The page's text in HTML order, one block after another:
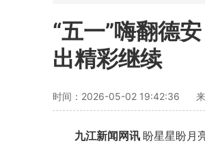
“五一”嗨翻德
出精彩继续
时间：2026-05-02 19:42:36
九江新闻网讯 盼星星盼月